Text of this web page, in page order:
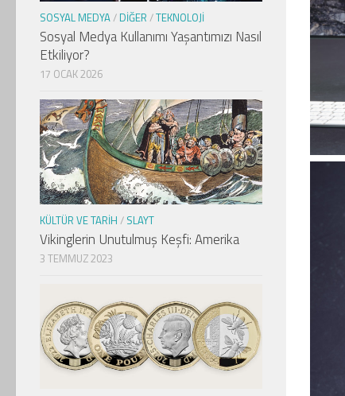
SOSYAL MEDYA/ DIĞER /TEKNOLOJI
Sosyal Medya Kullanımı Yaşantımızı Nasıl
Etkiliyor?
17 OCAK 2026
KÜLTÜR VE TARIH / SLAYT
Vikinglerin Unutulmuş Keşfi: Amerika
3 TEMMUZ 2023